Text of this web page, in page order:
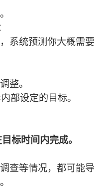
系统预测你大概需要
整。
部设定的目标。
标时间内完成。
查等情况，都可能导